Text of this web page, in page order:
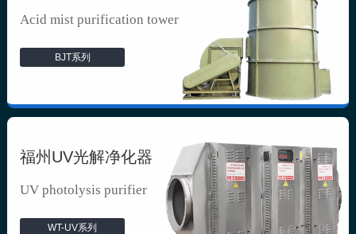
Acid mist purification tower
BJT系列
福州UV光解净化器
UV photolysis purifier
WT-UV系列